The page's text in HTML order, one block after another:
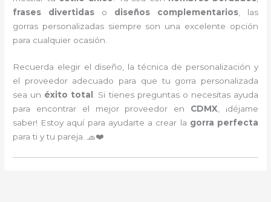
frases divertidas o diseños complementarios, las
gorras personalizadas siempre son una excelente opción
para cualquier ocasión.
Recuerda elegir el diseño, la técnica de personalización y
el proveedor adecuado para que tu gorra personalizada
sea un éxito total . Si tienes preguntas o necesitas ayuda
para encontrar el mejor proveedor en CDMX, ¡déjame
saber! Estoy aquí para ayudarte a crear la gorra perfecta
para ti y tu pareja. 🧢❤️